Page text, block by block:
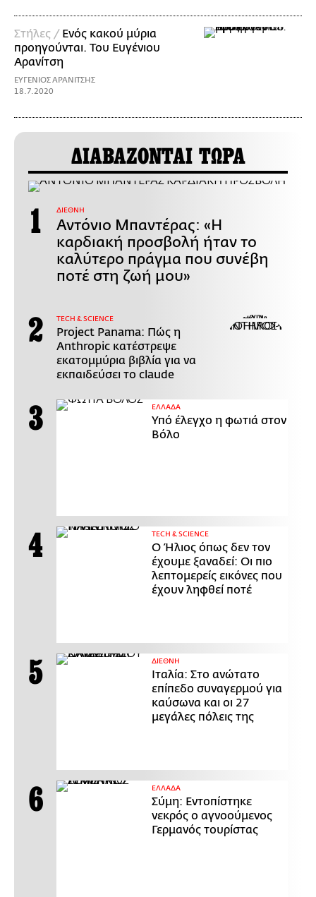
Στήλες / Ενός κακού μύρια
προηγούνται. Του Ευγένιου
Αρανίτση
ΕΥΓΕΝΙΟΣ ΑΡΑΝΙΤΣΗΣ
18.7.2020
ΔΙΑΒΑΖΟΝΤΑΙ ΤΩΡΑ
ΔΙΕΘΝΗ
Αντόνιο Μπαντέρας: «Η
καρδιακή προσβολή ήταν το
καλύτερο πράγμα που συνέβη
ποτέ στη ζωή μου»
ΤECH & SCIENCE
Project Panama: Πώς η
Anthropic κατέστρεψε
εκατομμύρια βιβλία για να
εκπαιδεύσει το claude
ΕΛΛΑΔΑ
Υπό έλεγχο η φωτιά στον
Βόλο
ΤECH & SCIENCE
Ο Ήλιος όπως δεν τον
έχουμε ξαναδεί: Οι πιο
λεπτομερείς εικόνες που
έχουν ληφθεί ποτέ
ΔΙΕΘΝΗ
Ιταλία: Στο ανώτατο
επίπεδο συναγερμού για
καύσωνα και οι 27
μεγάλες πόλεις της
ΕΛΛΑΔΑ
Σύμη: Εντοπίστηκε
νεκρός ο αγνοούμενος
Γερμανός τουρίστας